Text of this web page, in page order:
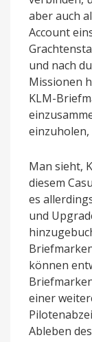
aber auch
Account
und nach
Missionen
KLM-
Man sieht,
diesem
es
und
können
einer
Ableben